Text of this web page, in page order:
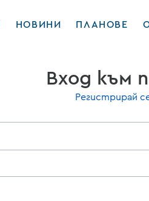
НОВИНИ ПЛАНОВЕ
Вход към
Регистрирай